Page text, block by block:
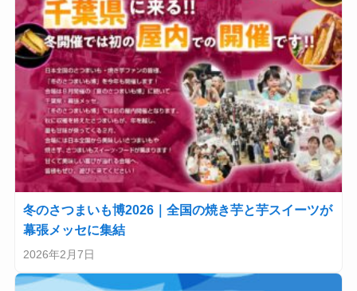
冬のさつまいも博2026｜全国の焼き芋と芋スイーツが
幕張メッセに集結
2026年2月7日